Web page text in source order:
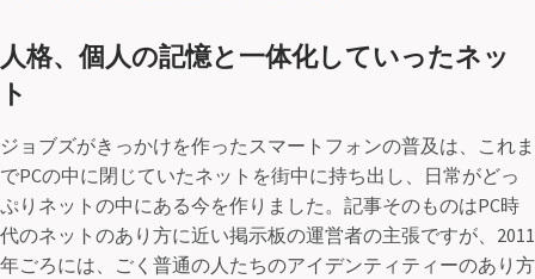
人格、個人の記憶と一体化していったネッ
ト
ジョブズがきっかけを作ったスマートフォンの普及は、これま
でPCの中に閉じていたネットを街中に持ち出し、日常がどっ
ぷりネットの中にある今を作りました。記事そのものはPC時
代のネットのあり方に近い掲示板の運営者の主張ですが、2011
年ごろには、ごく普通の人たちのアイデンティティーのあり方